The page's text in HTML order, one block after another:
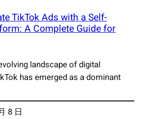
TikTok Ads with a Self-
A Complete Guide for
landscape of digital
has emerged as a dominant
8 日